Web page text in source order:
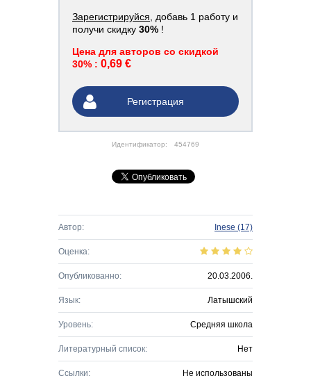
Зарегистрируйся , добавь 1 работу и
получи скидку 30% !
Цена для авторов со скидкой
30% : 0,69 €
Регистрация
Идентификатор: 454769
Автор: Inese (17)
Оценка:
Опубликованно: 20.03.2006.
Язык: Латышский
Уровень: Средняя школа
Литературный список: Нет
Ссылки: Не использованы